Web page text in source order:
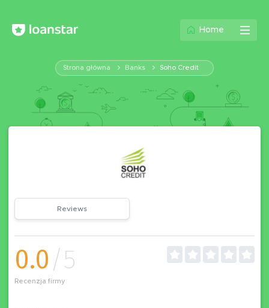
Home
Strona główna Banks Soho Credit
Reviews
0.0/5
Recenzja firmy